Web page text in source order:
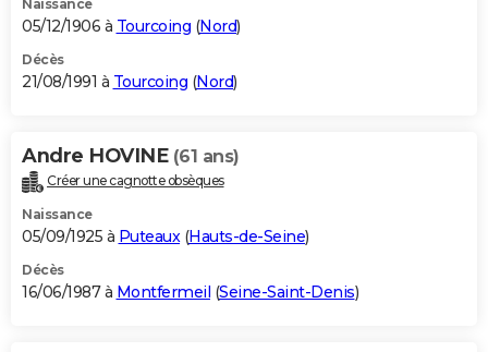
Naissance
05/12/1906 à Tourcoing (Nord)
Décès
21/08/1991 à Tourcoing (Nord)
Andre HOVINE (61 ans)
Créer une cagnotte obsèques
Naissance
05/09/1925 à Puteaux(Hauts-de-Seine)
Décès
16/06/1987 à Montfermeil (Seine-Saint-Denis)